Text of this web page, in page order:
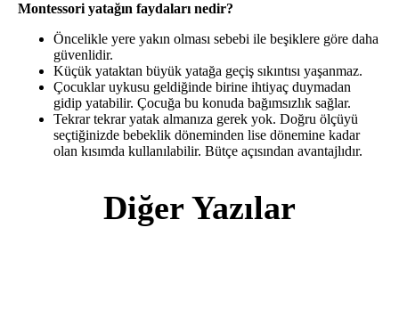
Montessori yatağın faydaları nedir?
Öncelikle yere yakın olması sebebi ile beşiklere göre daha
güvenlidir.
Küçük yataktan büyük yatağa geçiş sıkıntısı yaşanmaz.
Çocuklar uykusu geldiğinde birine ihtiyaç duymadan
gidip yatabilir. Çocuğa bu konuda bağımsızlık sağlar.
Tekrar tekrar yatak almanıza gerek yok. Doğru ölçüyü
seçtiğinizde bebeklik döneminden lise dönemine kadar
olan kısımda kullanılabilir. Bütçe açısından avantajlıdır.
Diğer Yazılar